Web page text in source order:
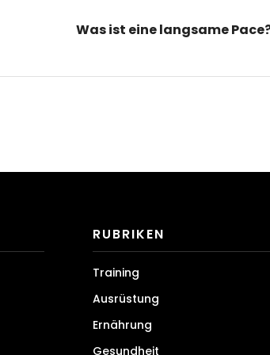
Was ist eine langsame
RUBRIKEN
Training
Ausrüstung
Ernährung
Gesundheit